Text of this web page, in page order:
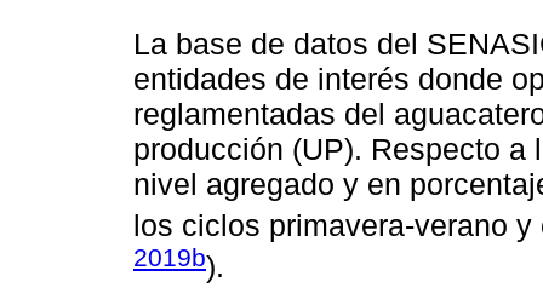
La base de datos del
entidades de interés donde
reglamentadas del
producción (UP). Respecto a
nivel agregado y en
los ciclos primavera-verano
2019b).